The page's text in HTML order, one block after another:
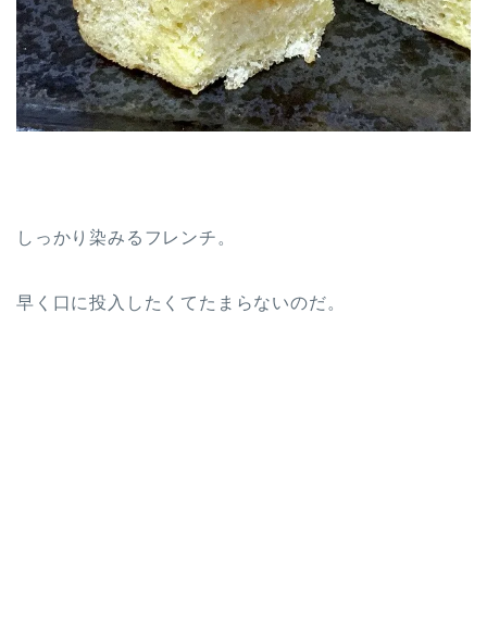
しっかり染みるフレンチ。
早く口に投入したくてたまらないのだ。